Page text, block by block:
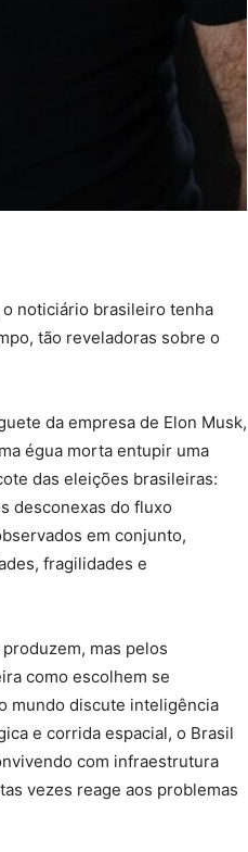
noticiário brasileiro tenha
tão reveladoras sobre o
da empresa de Elon Musk,
égua morta entupir uma
das eleições brasileiras:
desconexas do fluxo
em conjunto,
fragilidades e
mas pelos
como escolhem se
mundo discute inteligência
e corrida espacial, o Brasil
com infraestrutura
vezes reage aos problemas